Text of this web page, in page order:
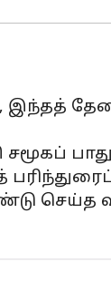
இந்தத்
செய்த